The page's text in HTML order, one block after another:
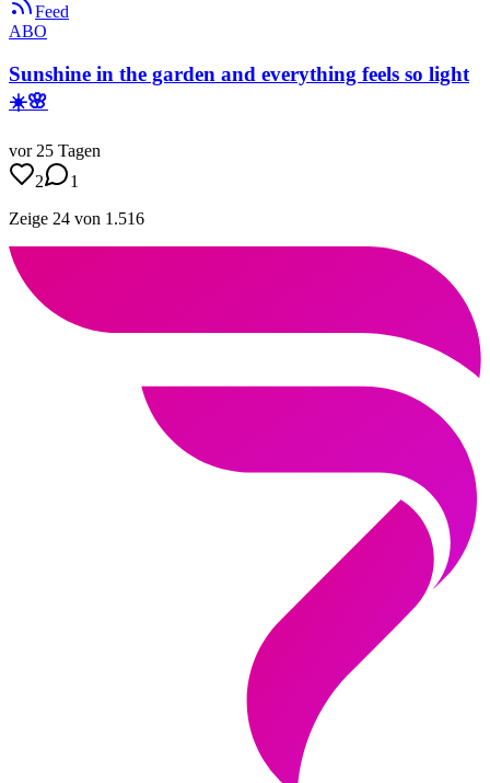
Feed
ABO
Sunshine in the garden and everything feels so light
☀️🌸
vor 25 Tagen
2
1
Zeige 24 von 1.516